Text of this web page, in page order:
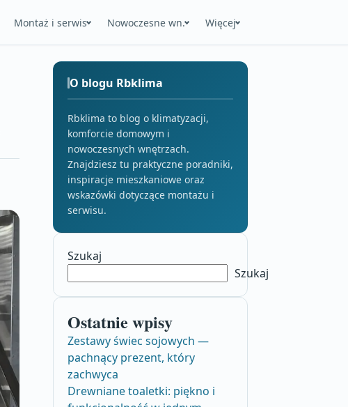
Montaż i serwis Nowoczesne wn. Więcej
O blogu Rbklima
Rbklima to blog o klimatyzacji,
komforcie domowym i
nowoczesnych wnętrzach.
Znajdziesz tu praktyczne poradniki,
inspiracje mieszkaniowe oraz
wskazówki dotyczące montażu i
serwisu.
Szukaj
Szukaj
Ostatnie wpisy
Zestawy świec sojowych —
pachnący prezent, który
zachwyca
Drewniane toaletki: piękno i